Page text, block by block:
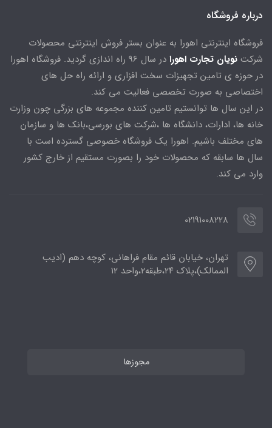
درباره فروشگاه
فروشگاه اینترنتی اهورا به عنوان بستر فروش اینترنتی محصولات
شرکت نویان تجارت اهورا
در سال 96 راه اندازی گردید. فروشگاه اهورا
در حوزه ی تامین تجهیزات سخت افزاری و ارائه راه حل های
اختصاصی به صورت تخصصی فعالیت می کند.
در این سال ها توانستیم تامین کننده مجموعه های بزرگی چون وزارت
خانه ها، ادارات، دانشگاه ها ،شرکت های بورسی،بانک ها و سازمان
های مختلف باشیم. اهورا یک فروشگاه خصوصی گسترده است با
سال ها سابقه که محصولات خود را بصورت مستقیم از خارج کشور
وارد می کند.
02191008228
تهران، خیابان قائم مقام فراهانی، کوچه دهم (ادیب
الممالک)،پلاک ۲۴،طبقه۲،واحد ۱۲
مجوزها